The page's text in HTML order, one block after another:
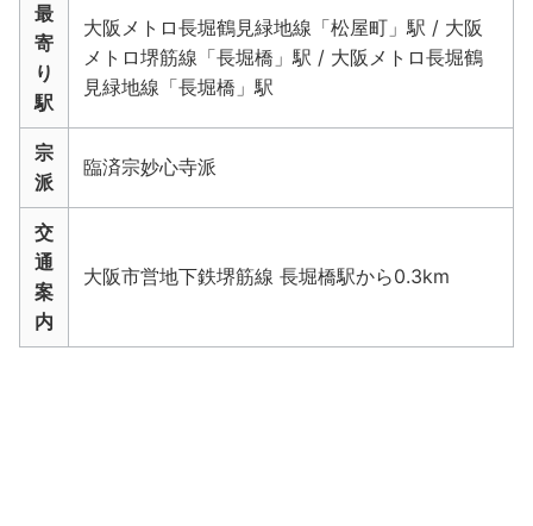
最
寄
り
駅
大阪メトロ長堀鶴見緑地線「松屋町」駅 / 大阪
メトロ堺筋線「長堀橋」駅 / 大阪メトロ長堀鶴
見緑地線「長堀橋」駅
宗
派
臨済宗妙心寺派
交
通
案
内
大阪市営地下鉄堺筋線 長堀橋駅から0.3km